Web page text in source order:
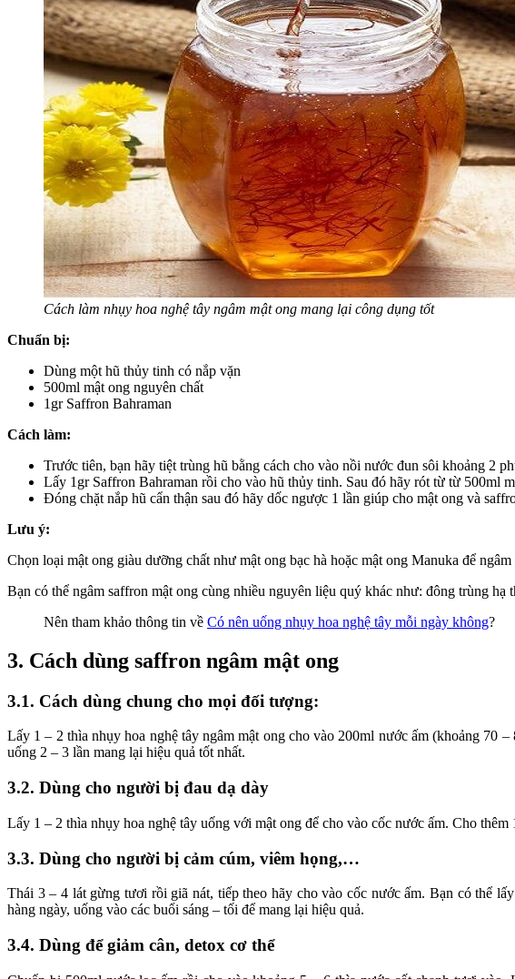
Cách làm nhụy hoa nghệ tây ngâm mật ong mang lại công dụng tốt
Chuẩn bị:
Dùng một hũ thủy tinh có nắp vặn
500ml mật ong nguyên chất
1gr Saffron Bahraman
Cách làm:
Trước tiên, bạn hãy tiệt trùng hũ bằng cách cho vào nồi nước đun sôi khoảng 2
Lấy 1gr Saffron Bahraman rồi cho vào hũ thủy tinh. Sau đó hãy rót từ từ 500ml
Đóng chặt nắp hũ cẩn thận sau đó hãy dốc ngược 1 lần giúp cho mật ong và
Lưu ý:
Chọn loại mật ong giàu dưỡng chất như mật ong bạc hà hoặc mật ong Manuka để
Bạn có thể ngâm saffron mật ong cùng nhiều nguyên liệu quý khác như: đông trùng
Nên tham khảo thông tin về Có nên uống nhụy hoa nghệ tây mỗi ngày không?
3. Cách dùng saffron ngâm mật ong
3.1. Cách dùng chung cho mọi đối tượng:
Lấy 1 – 2 thìa nhụy hoa nghệ tây ngâm mật ong cho vào 200ml nước ấm (khoảng 70
uống 2 – 3 lần mang lại hiệu quả tốt nhất.
3.2. Dùng cho người bị đau dạ dày
Lấy 1 – 2 thìa nhụy hoa nghệ tây uống với mật ong để cho vào cốc nước ấm. Cho
3.3. Dùng cho người bị cảm cúm, viêm họng,…
Thái 3 – 4 lát gừng tươi rồi giã nát, tiếp theo hãy cho vào cốc nước ấm. Bạn có thể
hàng ngày, uống vào các buổi sáng – tối để mang lại hiệu quả.
3.4. Dùng để giảm cân, detox cơ thể